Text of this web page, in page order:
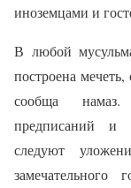
иноземцами и
В любой
построена
сообща
предписаний и
следуют